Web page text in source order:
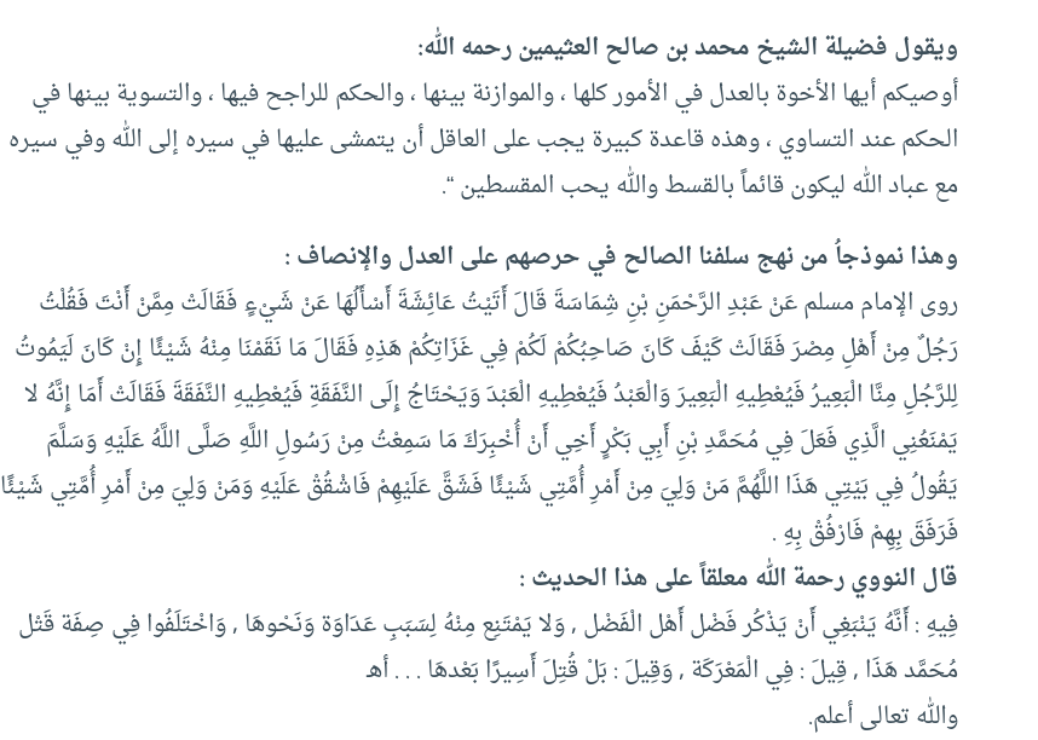
ويقول فضيلة الشيخ محمد بن صالح العثيمين رحمه الله:
أوصيكم أيها الأخوة بالعدل في الأمور كلها ، والموازنة بينها ، والحكم للراجح فيها ، والتسوية بينها في
الحكم عند التساوي ، وهذه قاعدة كبيرة يجب على العاقل أن يتمشى عليها في سيره إلى الله وفي سيره
مع عباد الله ليكون قائماً بالقسط والله يحب المقسطين “.
وهذا نموذجاُ من نهج سلفنا الصالح في حرصهم على العدل والإنصاف :
روى الإمام مسلم عَنْ عَبْدِ الرَّحْمَنِ بْنِ شِمَاسَةَ قَالَ أَتَيْتُ عَائِشَةَ أَسْأَلُهَا عَنْ شَيْءٍ فَقَالَتْ مِمَّنْ أَنْتَ فَقُلْتُ
رَجُلٌ مِنْ أَهْلِ مِصْرَ فَقَالَتْ كَيْفَ كَانَ صَاحِبُكُمْ لَكُمْ فِي غَزَاتِكُمْ هَذِهِ فَقَالَ مَا نَقَمْنَا مِنْهُ شَيْئًا إِنْ كَانَ لَيَمُوتُ
لِلرَّجُلِ مِنَّا الْبَعِيرُ فَيُعْطِيهِ الْبَعِيرَ وَالْعَبْدُ فَيُعْطِيهِ الْعَبْدَ وَيَحْتَاجُ إِلَى النَّفَقَةِ فَيُعْطِيهِ النَّفَقَةَ فَقَالَتْ أَمَا إِنَّهُ لا
يَمْنَعُنِي الَّذِي فَعَلَ فِي مُحَمَّدِ بْنِ أَبِي بَكْرٍ أَخِي أَنْ أُخْبِرَكَ مَا سَمِعْتُ مِنْ رَسُولِ اللَّهِ صَلَّى اللَّهُ عَلَيْهِ وَسَلَّمَ
يَقُولُ فِي بَيْتِي هَذَا اللَّهُمَّ مَنْ وَلِيَ مِنْ أَمْرِ أُمَّتِي شَيْئًا فَشَقَّ عَلَيْهِمْ فَاشْقُقْ عَلَيْهِ وَمَنْ وَلِيَ مِنْ أَمْرِ أُمَّتِي شَيْئًا
فَرَفَقَ بِهِمْ فَارْفُقْ بِهِ .
قال النووي رحمة الله معلقاً على هذا الحديث :
فِيهِ : أَنَّهُ يَنْبَغِي أَنْ يَذْكُر فَضْل أَهْل الْفَضْل , وَلا يَمْتَنِع مِنْهُ لِسَبَبِ عَدَاوَة وَنَحْوهَا , وَاخْتَلَفُوا فِي صِفَة قَتْل
مُحَمَّد هَذَا , قِيلَ : فِي الْمَعْرَكَة , وَقِيلَ : بَلْ قُتِلَ أَسِيرًا بَعْدهَا . . . أهـ
والله تعالى أعلم.